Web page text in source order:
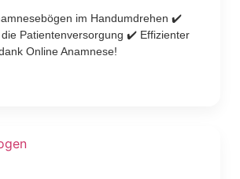
im Handumdrehen ✔️
Patientenversorgung ✔️ Effizienter
Online Anamnese!